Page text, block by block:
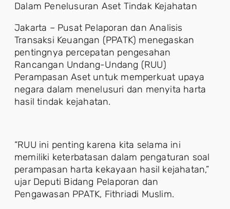
Dalam Penelusuran Aset Tindak Kejahatan
Jakarta – Pusat Pelaporan dan Analisis
Transaksi Keuangan (PPATK) menegaskan
pentingnya percepatan pengesahan
Rancangan Undang-Undang (RUU)
Perampasan Aset untuk memperkuat upaya
negara dalam menelusuri dan menyita harta
hasil tindak kejahatan.
“RUU ini penting karena kita selama ini
memiliki keterbatasan dalam pengaturan soal
perampasan harta kekayaan hasil kejahatan,”
ujar Deputi Bidang Pelaporan dan
Pengawasan PPATK, Fithriadi Muslim.